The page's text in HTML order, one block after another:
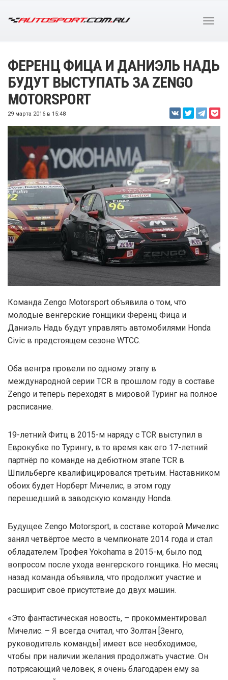
ФЕРЕНЦ ФИЦА И ДАНИЭЛЬ НАДЬ
БУДУТ ВЫСТУПАТЬ ЗА ZENGO
MOTORSPORT
29 марта 2016 в 15:48
Команда Zengo Motorsport объявила о том, что
молодые венгерские гонщики Ференц Фица и
Даниэль Надь будут управлять автомобилями Honda
Civic в предстоящем сезоне WTCC.
Оба венгра провели по одному этапу в
международной серии TCR в прошлом году в составе
Zengo и теперь переходят в мировой Туринг на полное
расписание.
19-летний Фитц в 2015-м наряду с TCR выступил в
Еврокубке по Турингу, в то время как его 17-летний
партнёр по команде на дебютном этапе TСR в
Шпильберге квалифицировался третьим. Наставником
обоих будет Норберт Мичелис, в этом году
перешедший в заводскую команду Honda.
Будущее Zengo Motorsport, в составе которой Мичелис
занял четвёртое место в чемпионате 2014 года и стал
обладателем Трофея Yokohama в 2015-м, было под
вопросом после ухода венгерского гонщика. Но месяц
назад команда объявила, что продолжит участие и
расширит своё присутствие до двух машин.
«Это фантастическая новость, – прокомментировал
Мичелис. – Я всегда считал, что Золтан [Зенго,
руководитель команды] имеет все необходимое,
чтобы при наличии желания продолжать участие. Он
потрясающий человек, я очень благодарен ему за